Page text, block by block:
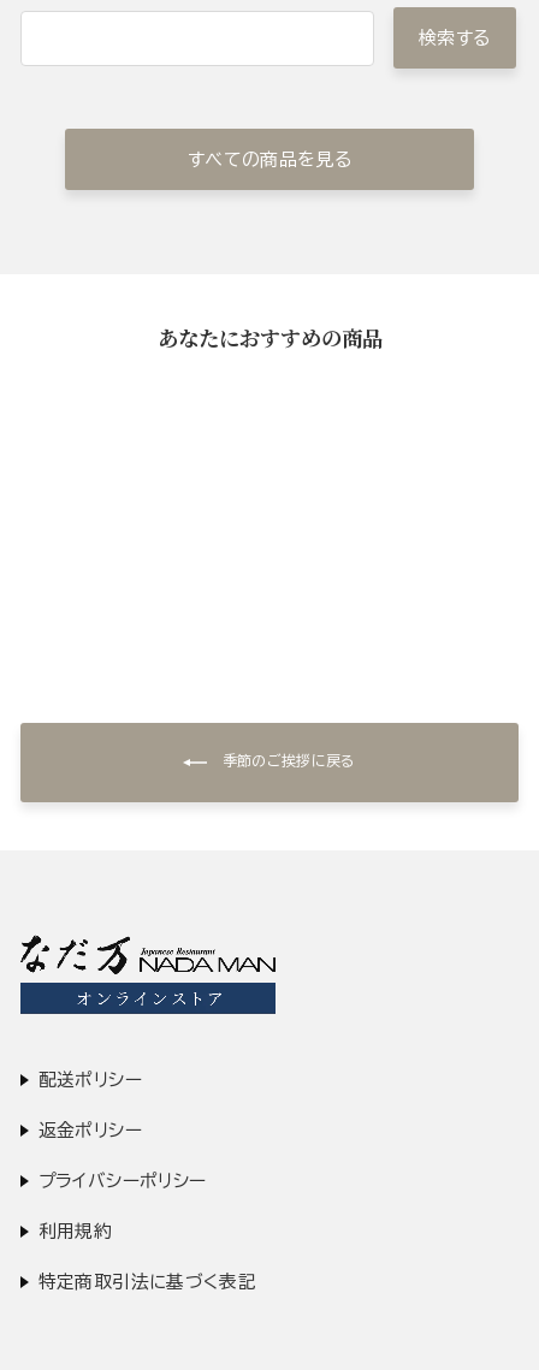
検索する
すべての商品を見る
あなたにおすすめの商品
季節のご挨拶に戻る
配送ポリシー
返金ポリシー
プライバシーポリシー
利用規約
特定商取引法に基づく表記